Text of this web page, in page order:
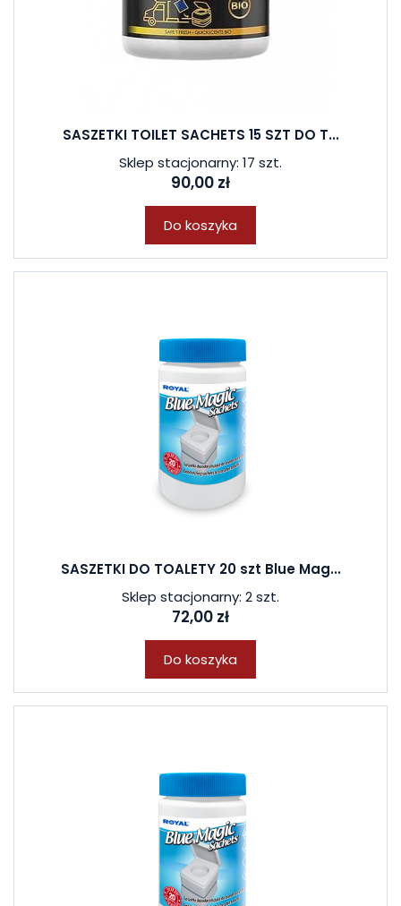
SASZETKI TOILET SACHETS 15 SZT DO T...
Sklep stacjonarny: 17 szt.
90,00 zł
Do koszyka
SASZETKI DO TOALETY 20 szt Blue Mag...
Sklep stacjonarny: 2 szt.
72,00 zł
Do koszyka